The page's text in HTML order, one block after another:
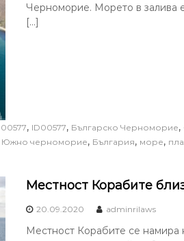
Черноморие. Морето в залива
[…]
00577, ID00577, Българско Черноморие,
Южно черноморие, България, море,
Местност Корабите
20.09.2020 adminrilaws
Местност Корабите се намира